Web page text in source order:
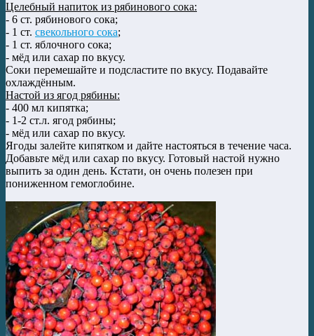
Целебный напиток из рябинового сока:
- 6 ст. рябинового сока;
- 1 ст. свекольного сока;
- 1 ст. яблочного сока;
- мёд или сахар по вкусу.
Соки перемешайте и подсластите по вкусу. Подавайте
охлаждённым.
Настой из ягод рябины:
- 400 мл кипятка;
- 1-2 ст.л. ягод рябины;
- мёд или сахар по вкусу.
Ягоды залейте кипятком и дайте настояться в течение часа.
Добавьте мёд или сахар по вкусу. Готовый настой нужно
выпить за один день. Кстати, он очень полезен при
пониженном гемоглобине.